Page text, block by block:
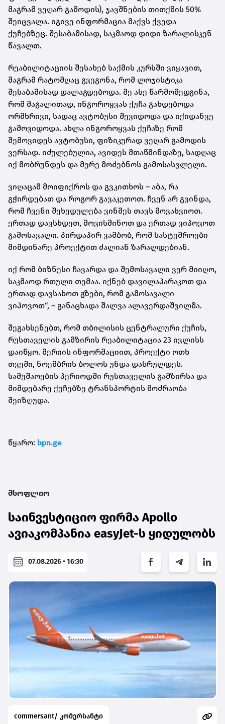
მაგრამ ვეღარ გამოდის), ჯავშნების თითქმის 50%
შეიცვალა. იგივე ინფორმაცია მაქვს ქვედა
ქუჩებზეც. შესაბამისად, საკმაოდ დიდი ზარალისკენ
წავალთ.
რეაბილიტაციის შესახებ საქმის კურსში ვიყავით,
მაგრამ რატომღაც გვეგონა, რომ ლოჯისტიკა
შესაბამისად დალაგდებოდა. მე ასე წარმომედგინა,
რომ მაგალითად, ინგოროყვას ქუჩა გახდებოდა
ორმხრივი, სადაც ავტობუსი შევიდოდა და იქიდანვე
გამოვიდოდა. ახლა ინგოროყვას ქუჩაზე რომ
შემოვიდეს ავტობუსი, ფიზიკურად ვეღარ გამოდის
ვერსად. იძულებულია, ავიდეს მთაწმინდაზე, სადღაც
იქ მობრუნდეს და მერე მოძებნოს გამოსასვლელი.
ვიღაცამ მოიფიქროს და გვკითხოს – აბა, რა
გჭირდებათ და როგორ გავაკეთოთ. ჩვენ არ გვინდა,
რომ ჩვენი შეხედულება ვინმეს თავს მოვახვიოთ.
ერთად დავსხდეთ, მოვისმინოთ და ერთად ვიპოვოთ
გამოსავალი. პირდაპირ ვამბობ, რომ სასტუმროები
მიმდინარე პროექტით ძალიან ზარალდებიან.
იქ რომ ბიზნესი ჩავარდა და შემოსავალი ვერ მიიღო,
საკმაოდ რთული თემაა. იქნებ დავილაპარაკოთ და
ერთად დავსახოთ გზები, რომ გამოსავალი
ვიპოვოთ“, – განაცხადა შალვა ალავერდაშვილმა.
შეგახსენებთ, რომ თბილისის ცენტრალური ქუჩის,
რუსთაველის გამზირის რეაბილიტაცია 23 ივლისს
დაიწყო. მერიის ინფორმაციით, პროექტი ოთხ
თვეში, ნოემბრის ბოლოს უნდა დასრულდეს.
სამუშაოების პერიოდში რუსთაველის გამზირსა და
მიმდებარე ქუჩებზე ტრანსპორტის მოძრაობა
შეიზღუდა.
წყარო: bpn.ge
მსოფლიო
საინვესტიციო ფირმა Apollo
ავიაკომპანია easyJet-ს ყიდულობს
07.08.2026 • 16:30
commersant/ კომერსანტი